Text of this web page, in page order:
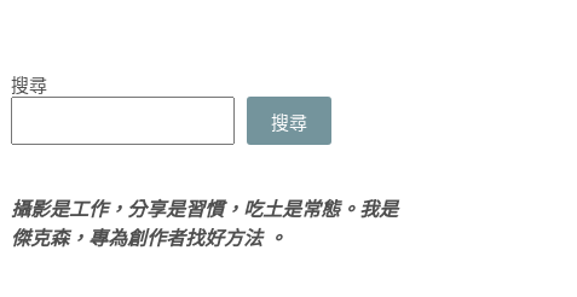
搜尋
搜尋
攝影是工作，分享是習慣，吃土是常態。我是
傑克森，專為創作者找好方法 。